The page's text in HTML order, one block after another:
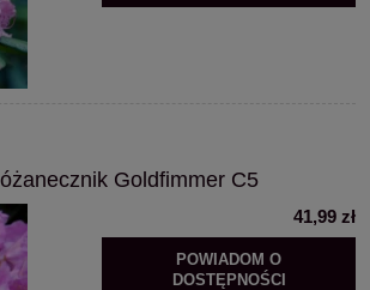
Goldfimmer C5
41,99 zł
POWIADOM O
DOSTĘPNOŚCI